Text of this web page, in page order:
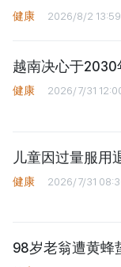
健康 2026/8/2
越南决心于2030
健康 2026/7/31
儿童因过量服用
健康 2026/7/31
98岁老翁遭黄蜂